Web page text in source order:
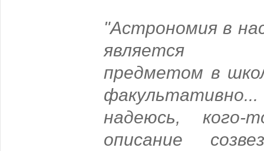
"Астрономия в
является
предметом в
факультативно...
надеюсь, кого-
описание